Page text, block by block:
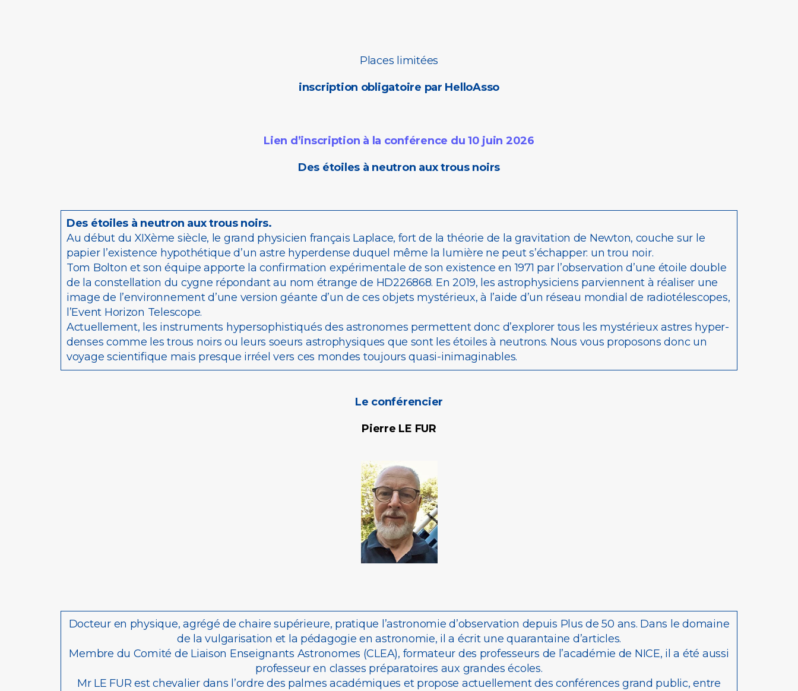
Places limitées
inscription obligatoire par HelloAsso
Lien d’inscription à la conférence du 10 juin 2026
Des étoiles à neutron aux trous noirs
Des étoiles à neutron aux trous noirs.
Au début du XIXème siècle, le grand physicien français Laplace, fort de la théorie de la gravitation de Newton, couche sur le
papier l’existence hypothétique d’un astre hyperdense duquel même la lumière ne peut s’échapper: un trou noir.
Tom Bolton et son équipe apporte la confirmation expérimentale de son existence en 1971 par l’observation d’une étoile double
de la constellation du cygne répondant au nom étrange de HD226868. En 2019, les astrophysiciens parviennent à réaliser une
image de l’environnement d’une version géante d’un de ces objets mystérieux, à l’aide d’un réseau mondial de radiotélescopes,
l’Event Horizon Telescope.
Actuellement, les instruments hypersophistiqués des astronomes permettent donc d’explorer tous les mystérieux astres hyper-
denses comme les trous noirs ou leurs soeurs astrophysiques que sont les étoiles à neutrons. Nous vous proposons donc un
voyage scientifique mais presque irréel vers ces mondes toujours quasi-inimaginables.
Le conférencier
Pierre LE FUR
Docteur en physique, agrégé de chaire supérieure, pratique l’astronomie d’observation depuis Plus de 50 ans. Dans le domaine
de la vulgarisation et la pédagogie en astronomie, il a écrit une quarantaine d’articles.
Membre du Comité de Liaison Enseignants Astronomes (CLEA), formateur des professeurs de l’académie de NICE, il a été aussi
professeur en classes préparatoires aux grandes écoles.
Mr LE FUR est chevalier dans l’ordre des palmes académiques et propose actuellement des conférences grand public, entre